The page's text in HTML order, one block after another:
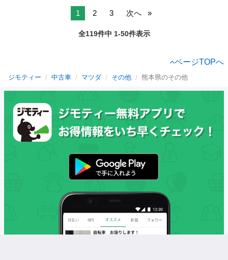
1 2 3 次へ
全119件中 1-50件表示
ページTOPへ
ジモティー 中古車 マツダ その他 熊本県のその他